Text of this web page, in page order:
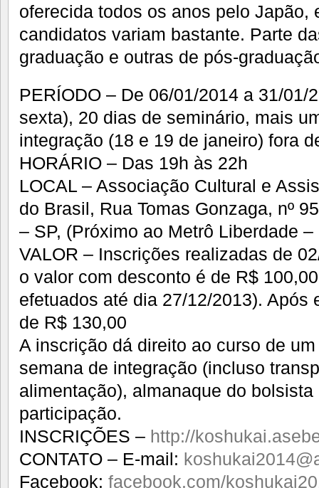
oferecida todos os anos pelo Japão,
candidatos variam bastante. Parte
graduação e outras de pós-
PERÍODO – De 06/01/2014 a 31/01/
sexta), 20 dias de seminário, mais
integração (18 e 19 de janeiro) fora
HORÁRIO – Das 19h às 22h
LOCAL – Associação Cultural e
do Brasil, Rua Tomas Gonzaga, nº
– SP, (Próximo ao Metrô Liberdade
VALOR – Inscrições realizadas de
o valor com desconto é de R$
efetuados até dia 27/12/2013). Após
de R$ 130,00
A inscrição dá direito ao curso de
semana de integração (incluso
alimentação), almanaque do
participação.
INSCRIÇÕES – http://
CONTATO – E-mail:
Facebook: facebook.com/